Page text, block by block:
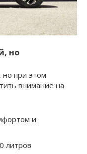
но
но при этом
внимание на
и
литров